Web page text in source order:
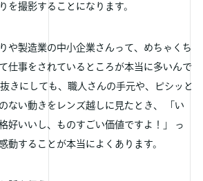
を撮影することになります。
や製造業の中小企業さんって、めちゃくち
仕事をされているところが本当に多いんで
きにしても、職人さんの手元や、ピシッと
ない動きをレンズ越しに見たとき、 「い
好いいし、ものすごい価値ですよ！」 っ
動することが本当によくあります。